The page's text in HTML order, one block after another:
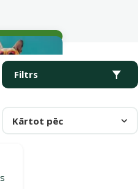
Filtrs
Kārtot pēc
saknes